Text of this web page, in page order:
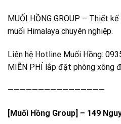
MUỐI HỒNG GROUP – Thiết
muối Himalaya chuyên nghiệp.
Liên hệ Hotline Muối Hồng:
MIỄN PHÍ lắp đặt phòng xông
————————————————
[Muối Hồng Group] – 149